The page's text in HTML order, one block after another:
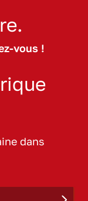
vous !
dans